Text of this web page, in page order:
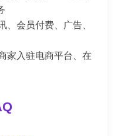
、会员付费、广告、
家入驻电商平台、在